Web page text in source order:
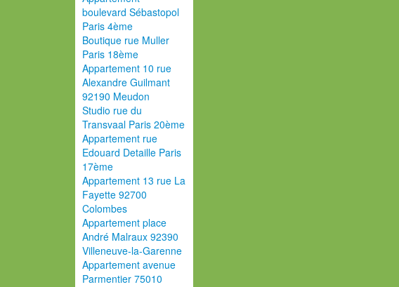
boulevard Sébastopol
Paris 4ème
Boutique rue Muller
Paris 18ème
Appartement 10 rue
Alexandre Guilmant
92190 Meudon
Studio rue du
Transvaal Paris 20ème
Appartement rue
Edouard Detaille Paris
17ème
Appartement 13 rue La
Fayette 92700
Colombes
Appartement place
André Malraux 92390
Villeneuve-la-Garenne
Appartement avenue
Parmentier 75010